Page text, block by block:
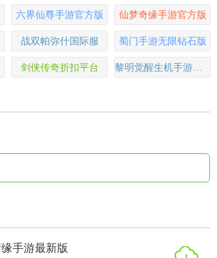
六界仙尊手游官方版 仙梦奇缘手游官方版
战双帕弥什国际服 蜀门手游无限钻石版
剑侠传奇折扣平台 黎明觉醒生机手游官方版
手游最新版